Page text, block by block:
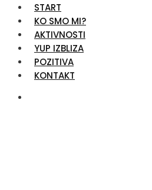
START
KO SMO MI?
AKTIVNOSTI
YUP IZBLIZA
POZITIVA
KONTAKT